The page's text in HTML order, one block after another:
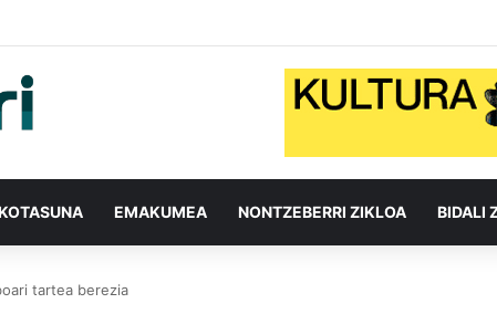
EMAKUMEA NONTZEBERRI ZIKLOA BIDALI
tartea berezia